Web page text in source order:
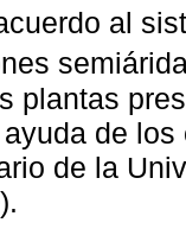
al
plantas
de
de la